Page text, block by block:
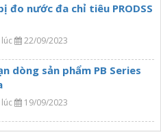
đo nước đa chỉ tiêu PRODSS
22/09/2023
dòng sản phẩm PB Series
19/09/2023